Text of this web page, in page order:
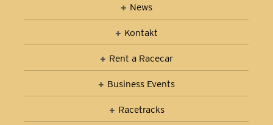
News
Kontakt
Rent a Racecar
Business Events
Racetracks